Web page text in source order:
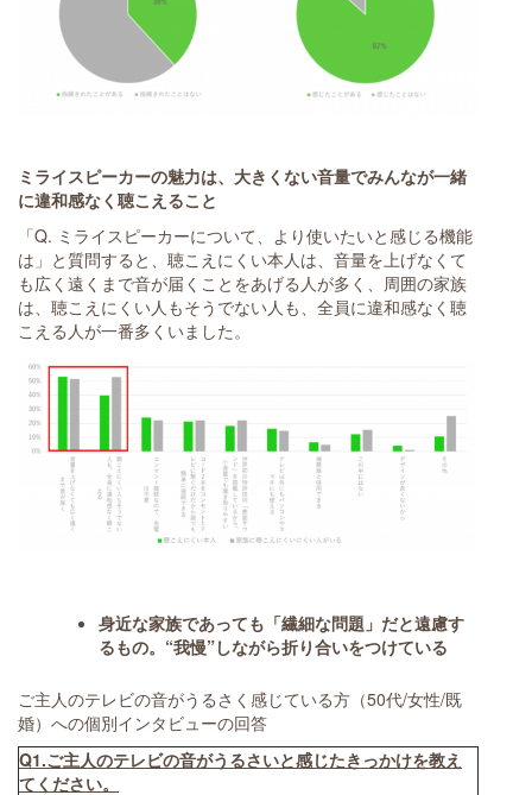
ミライスピーカーの魅力は、大きくない音量でみんなが一緒
に違和感なく聴こえること
「Q. ミライスピーカーについて、より使いたいと感じる機能
は」と質問すると、聴こえにくい本人は、音量を上げなくて
も広く遠くまで音が届くことをあげる人が多く、周囲の家族
は、聴こえにくい人もそうでない人も、全員に違和感なく聴
こえる人が一番多くいました。
身近な家族であっても「繊細な問題」だと遠慮す
るもの。“我慢”しながら折り合いをつけている
ご主人のテレビの音がうるさく感じている方（50代/女性/既
婚）への個別インタビューの回答
Q1.ご主人のテレビの音がうるさいと感じたきっかけを教え
てください。